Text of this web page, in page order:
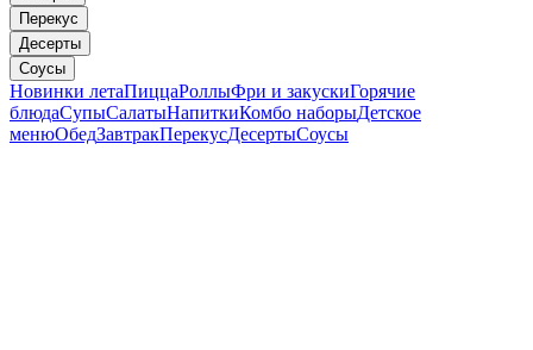
Перекус
Десерты
Соусы
Новинки летаПиццаРоллыФри и закускиГорячие
блюдаСупыСалатыНапиткиКомбо наборыДетское
менюОбедЗавтракПерекусДесертыСоусы